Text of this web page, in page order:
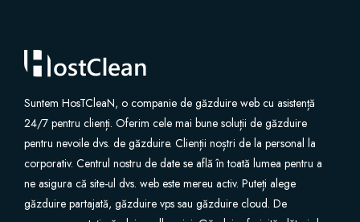
Email professionnel
Sauvegarde de site Web
VPN
Outils SEO
Suntem HosTCleaN, o companie de găzduire web cu asistență
24/7 pentru clienți. Oferim cele mai bune soluții de găzduire
pentru nevoile dvs. de găzduire. Clienții noștri de la personal la
corporativ. Centrul nostru de date se află în toată lumea pentru a
ne asigura că site-ul dvs. web este mereu activ. Puteți alege
găzduire partajată, găzduire vps sau găzduire cloud. De